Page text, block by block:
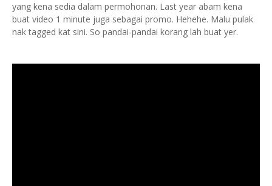
yang kena sedia dalam permohonan. Last year abam kena
buat video 1 minute juga sebagai promo. Hehehe. Malu pulak
nak tagged kat sini. So pandai-pandai korang lah buat yer.